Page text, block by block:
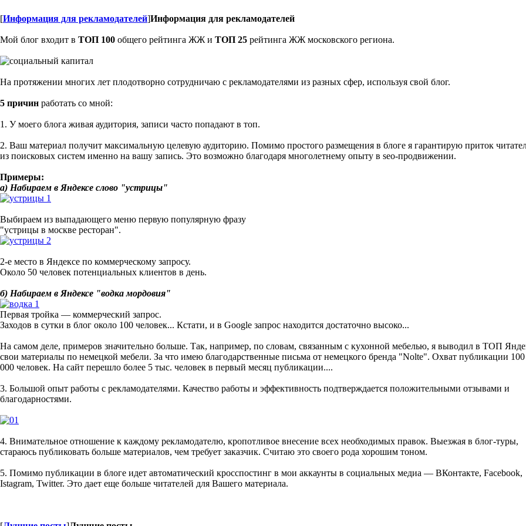
[Информация для рекламодателей]Информация для рекламодателей
Мой блог входит в ТОП 100 общего рейтинга ЖЖ и ТОП 25 рейтинга ЖЖ московского региона.
На протяжении многих лет плодотворно сотрудничаю с рекламодателями из разных сфер, используя свой блог.
5 причин работать со мной:
1. У моего блога живая аудитория, записи часто попадают в топ.
2. Ваш материал получит максимальную целевую аудиторию. Помимо простого размещения в блоге я гарантирую приток
из поисковых систем именно на вашу запись. Это возможно благодаря многолетнему опыту в seo-продвижении.
Примеры:
a) Набираем в Яндексе слово "устрицы"
Выбираем из выпадающего меню первую популярную фразу
"устрицы в москве ресторан".
2-е место в Яндексе по коммерческому запросу.
Около 50 человек потенциальных клиентов в день.
б) Набираем в Яндексе "водка мордовия"
Первая тройка — коммерческий запрос.
Заходов в сутки в блог около 100 человек... Кстати, и в Google запрос находится достаточно высоко...
На самом деле, примеров значительно больше. Так, например, по словам, связанным с кухонной мебелью, я выводил в ТОП
свои материалы по немецкой мебели. За что имею благодарственные письма от немецкого бренда "Nolte". Охват публикации 100
000 человек. На сайт перешло более 5 тыс. человек в первый месяц публикации....
3. Большой опыт работы с рекламодателями. Качество работы и эффективность подтверждается положительными отзывами и
благодарностями.
4. Внимательное отношение к каждому рекламодателю, кропотливое внесение всех необходимых правок. Выезжая в блог-туры,
стараюсь публиковать больше материалов, чем требует заказчик. Считаю это своего рода хорошим тоном.
5. Помимо публикации в блоге идет автоматический кросспостинг в мои аккаунты в социальных медиа — ВКонтакте, Facebook,
Istagram, Twitter. Это дает еще больше читателей для Вашего материала.